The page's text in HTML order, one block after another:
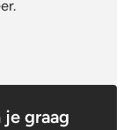
graag